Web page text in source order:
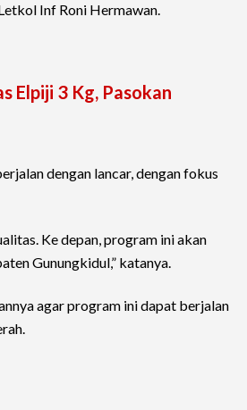
Inf Roni Hermawan.
Elpiji 3 Kg, Pasokan
dengan lancar, dengan fokus
Ke depan, program ini akan
Gunungkidul,” katanya.
agar program ini dapat berjalan